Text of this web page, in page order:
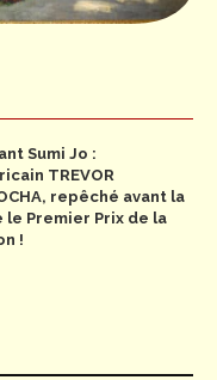
Sumi Jo :
TREVOR
repêché avant la
Premier Prix de la
!